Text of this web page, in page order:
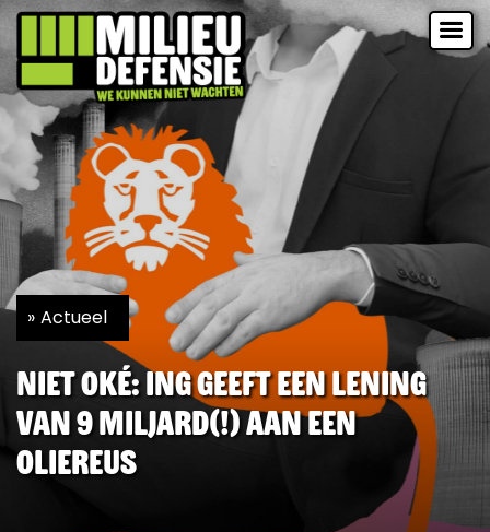
Actueel
Niet oké: ING geeft een lening
van 9 miljard(!) aan een
oliereus